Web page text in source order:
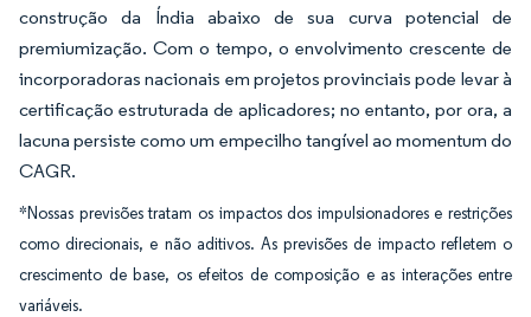
construção da Índia abaixo de sua curva potencial de
premiumização. Com o tempo, o envolvimento crescente de
incorporadoras nacionais em projetos provinciais pode levar à
certificação estruturada de aplicadores; no entanto, por ora, a
lacuna persiste como um empecilho tangível ao momentum do
CAGR.
*Nossas previsões tratam os impactos dos impulsionadores e restrições
como direcionais, e não aditivos. As previsões de impacto refletem o
crescimento de base, os efeitos de composição e as interações entre
variáveis.